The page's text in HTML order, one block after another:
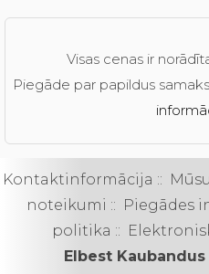
Visas cenas ir
Piegāde par papildus
Kontaktinformācija ::
noteikumi :: Piegādes
politika ::
Elbest